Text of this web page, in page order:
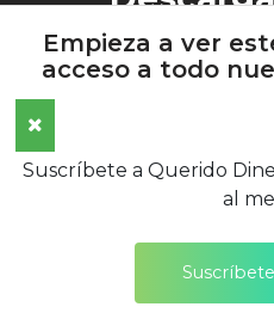
Empieza a ver
acceso a todo
Suscríbete a Querido
al
AVISO DE
TÉRMINOS Y